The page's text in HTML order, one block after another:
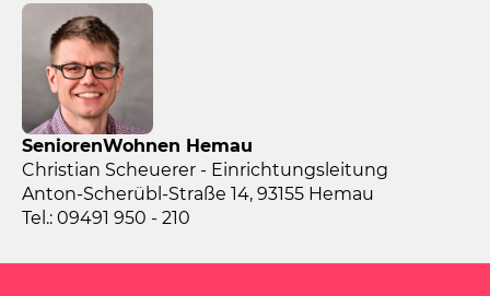
SeniorenWohnen Hemau
Christian Scheuerer - Einrichtungsleitung
Anton-Scherübl-Straße 14, 93155 Hemau
Tel.: 09491 950 - 210